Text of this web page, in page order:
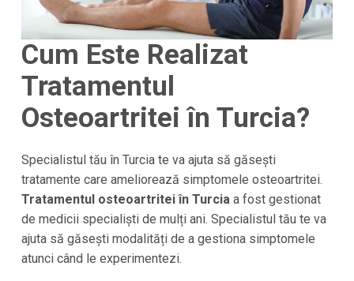
Cum Este Realizat
Tratamentul
Osteoartritei în Turcia?
Specialistul tău în Turcia te va ajuta să găsești
tratamente care ameliorează simptomele osteoartritei.
Tratamentul osteoartritei în Turciaa fost gestionat
de medicii specialiști de mulți ani. Specialistul tău te va
ajuta să găsești modalități de a gestiona simptomele
atunci când le experimentezi.